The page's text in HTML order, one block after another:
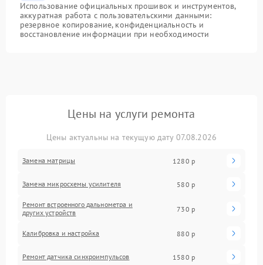
Использование официальных прошивок и инструментов,
аккуратная работа с пользовательскими данными:
резервное копирование, конфиденциальность и
восстановление информации при необходимости
Цены на услуги ремонта
Цены актуальны на текущую дату 07.08.2026
Замена матрицы 1280 р
Замена микросхемы усилителя 580 р
Ремонт встроенного дальнометра и
других устройств
730 р
Калибровка и настройка 880 р
Ремонт датчика синхроимпульсов 1580 р